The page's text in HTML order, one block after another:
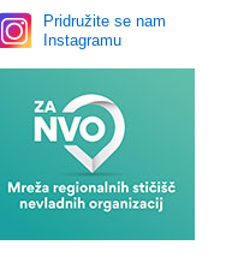
Pridružite se nam
Instagramu